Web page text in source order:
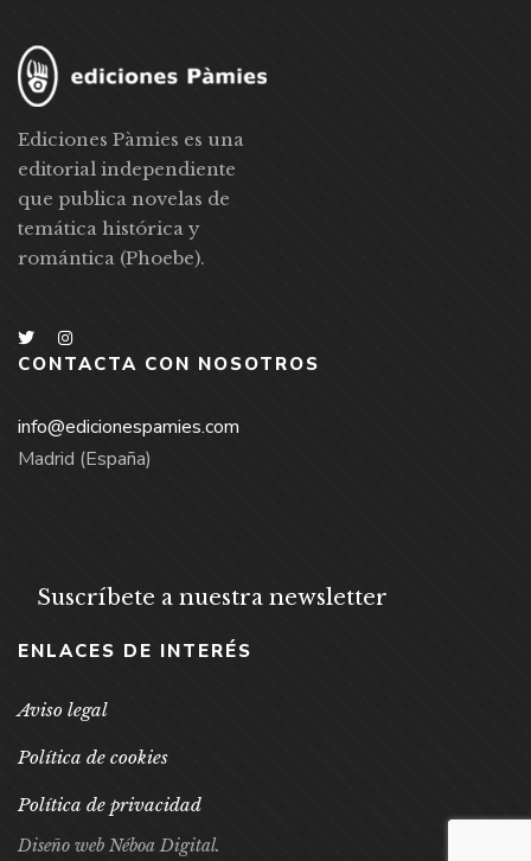
Ediciones Pàmies es una
editorial independiente
que publica novelas de
temática histórica y
romántica (Phoebe).
CONTACTA CON NOSOTROS
info@edicionespamies.com
Madrid (España)
Suscríbete a nuestra newsletter
ENLACES DE INTERÉS
Aviso legal
Política de cookies
Política de privacidad
Diseño web Néboa Digital.